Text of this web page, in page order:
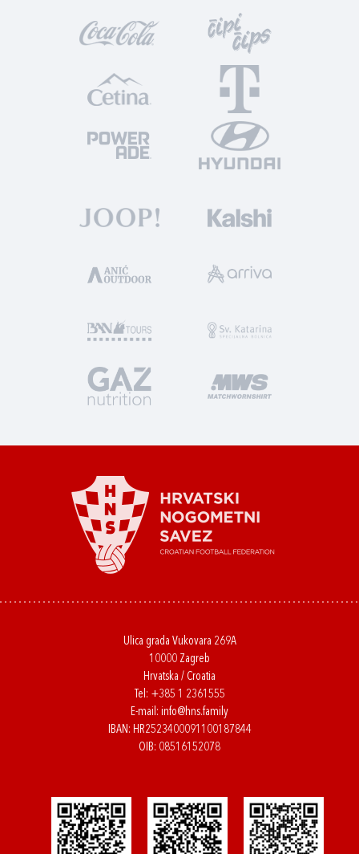
Ulica grada Vukovara 269A
10000 Zagreb
Hrvatska / Croatia
Tel: +385 1 2361555
E-mail: info@hns.family
IBAN: HR2523400091100187844
OIB: 08516152078